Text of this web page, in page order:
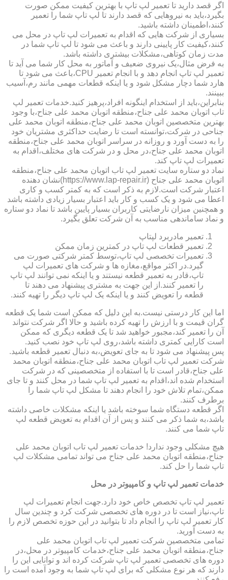
اگر قصد دارید تا تعمیر لپ تاپ با بهترین کیفیت ممکن صورت
بگیرد،باید به نیروهایی که قصد دارند تا لپ تاپ شما را تعمیر
کنند،اطمینان داشته باشید.
بسیاری از شرکت هایی که اقدام به تعمیرات لپ تاپ در محل می
کنند،کیفیت کار پایینی دارند و باعث می شود تا لپ تاپ شما در
مدت زمان کوتاهی،مشکلات بیشتری داشته باشد.
به فرض مثال،یک نیروی ضعیف و آماتور به محل کار شما می آید تا
تعمیر لپ تاپ انجام دهد و با انجام تعمیر CPU،باعث می شود تا
هارد شما دچار مشکل شود و یا اینکه قطعات مهمی مانند رم،آسیب
ببینند.
بنابراین،باید از استخدام اینگونه افراد،پرهیز کنید.خدمات تعمیر لپ
تاب اتوبان محمد علی جناح،منطقه اتوبان محمد علی جناح،با وجود
بهترین متخصصین اتوبان محمد علی جناح،منطقه اتوبان محمد علی
جناحی در شرکت،توانسته است تا رضایت حداکثری مشتریان خود
را به دست آورد و روزانه در سراسر اتوبان محمد علی جناح،منطقه
اتوبان محمد علی جناح،در محل و در شرکت های مختلف،اقدام به
تعمیرات لپ تاپ کند.
نماد دو ستاره سایت تعمیر لپ تاب اتوبان محمد علی جناح،منطقه
اتوبان محمد علی جناح (https://www.lap-repair.ir)نشان دهنده
اعتبار شرکت است.لازم به ذکر است که به کمتر کسب و کاری
اعطا می شود و یک کسب و کار باید اعتبار بسیار زیادی داشته باشد
و همچنین میزان نارضایتی کاربران بسیار پایین باشد تا نماد دو ستاره
و نماد ساماندهی مناسب به آن شرکت تعلق بگیرد.
تعمیر مادربرد لپتاپ
تعمیر قطعات لپ تاپ در کمترین زمان ممکن
تعمیرات تخصصی لپ تاپ،توسط کمتر شرکتی صورت می
گیرد.در اکثر مواقع،مغازه ها و شرکت های تعمیرات لپ
تاپ،قادر به تعمیر قطعه نیستند و یا اینکه نمی توانند لپ تاپ
را تعمیر کنند.از این جهت به مشتری پیشنهاد می دهند تا
قطعه را تعویض کنند و یا اینکه یک لپ تاپ دیگر را تهیه کنند.
اما این کار درستی نیست.به این دلیل که ممکن است شما یک قطعه
گران قیمت و با ارزش را تهیه کرده باشید و حالا اگر شرکت نتواند
آن را تعمیر کند،مجبور خواهید شد تا یک قطعه دیگری که ممکن
است کارایی کمتری داشته باشد،روی لپ تاپ خود نصب کنید.
پس پیشنهاد می شود تا به جای تعویض،به دنبال تعمیر قطعه باشید.
شرکت تعمیر لپ تاب اتوبان محمد علی جناح،منطقه اتوبان محمد
علی جناح،قادر است تا با استفاده از متخصصینی که در شرکت
استخدام شده اند،اقدام به تعمیر لپ تاپ شما در محل کنند و تا جای
ممکن،تمام تلاش خود را انجام دهند تا مشکل لپ تاپ شما را
برطرف کنند.
اگر قطعه دستگاه شما سوخته باشد یا اینکه مشکلات خاصی داشته
باشد،به شما ذکر می کنند و پس از آن اقدام به تعویض قطعه لپ
تاپ شما می کنند.
هیچ مشکلی وجود ندارد! خدمات تعمیر لپ تاب اتوبان محمد علی
جناح،منطقه اتوبان محمد علی جناح می تواند تمامی مشکلات لپ
تاپ شما را حل کند.
خدمات تعمیر لپ تاپ و کامپیوتر در محل
تعمیر لپ تاپ تخصص خاص خود دارد.جهت انجام تعمیرات لپ
تاپ،نیاز است تا در دوره های تخصصی شرکت کرد و چندین سال
کار تعمیر لپ تاپ را انجام داد تا بتوانید در این حوزه تخصص لازم را
به دست آورید.
تمامی متخصصین شرکت تعمیر لپ تاب اتوبان محمد علی
جناح،منطقه اتوبان محمد علی جناح،خدمات کامپیوتر در محل،در
دوره های تخصصی تعمیر لپ تاپ شرکت کرده اند و توانایی این را
دارند که هر نوع مشکلی که برای لپ تاپ شما به وجود آمده است را